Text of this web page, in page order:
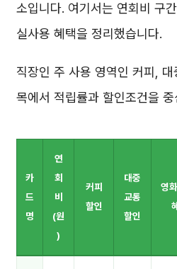
소입니다. 여기서는 연회비 구
실사용 혜택을 정리했습니다.
직장인 주 사용 영역인 커피,
목에서 적립률과 할인조건을
카
드
명
연
회
비
(원
)
커피
할인
대중
교통
할인
영